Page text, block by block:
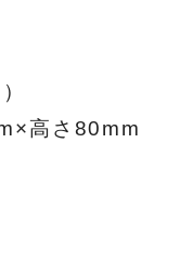
高さ80mm